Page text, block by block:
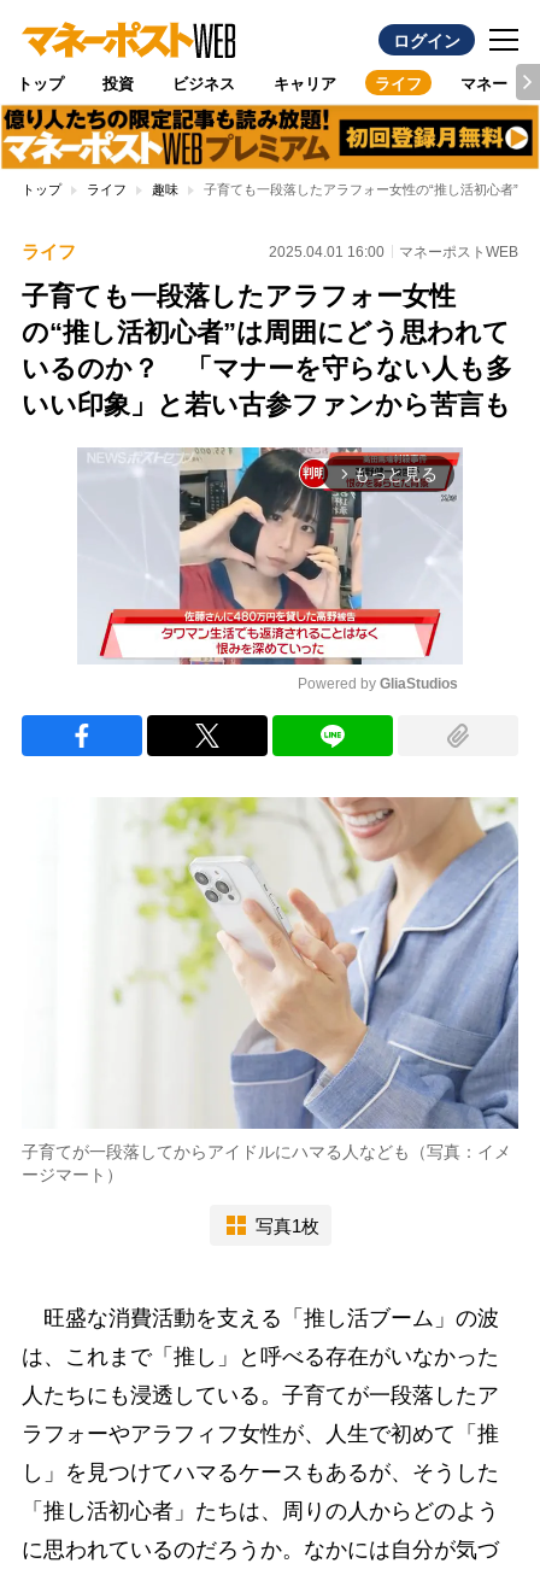
ログイン
トップ 投資 ビジネス キャリア ライフ マネー
トップ ライフ 趣味 子育ても一段落したアラフォー女性の“推し活初心者”
ライフ 2025.04.01 16:00 マネーポストWEB
子育ても一段落したアラフォー女性
の“推し活初心者”は周囲にどう思われて
いるのか？ 「マナーを守らない人も多
いい印象」と若い古参ファンから苦言も
arrow_forward_ios もっと見る
Powered by GliaStudios
子育てが一段落してからアイドルにハマる人なども（写真：イメ
ージマート）
写真1枚
旺盛な消費活動を支える「推し活ブーム」の波
は、これまで「推し」と呼べる存在がいなかった
人たちにも浸透している。子育てが一段落したア
ラフォーやアラフィフ女性が、人生で初めて「推
し」を見つけてハマるケースもあるが、そうした
「推し活初心者」たちは、周りの人からどのよう
に思われているのだろうか。なかには自分が気づ